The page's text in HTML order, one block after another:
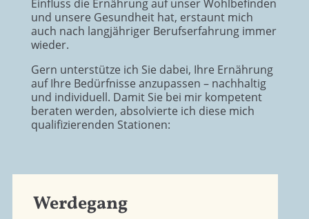
Einfluss die Ernährung auf unser Wohlbefinden
und unsere Gesundheit hat, erstaunt mich
auch nach langjähriger Berufserfahrung immer
wieder.
Gern unterstütze ich Sie dabei, Ihre Ernährung
auf Ihre Bedürfnisse anzupassen – nachhaltig
und individuell. Damit Sie bei mir kompetent
beraten werden, absolvierte ich diese mich
qualifizierenden Stationen:
Werdegang